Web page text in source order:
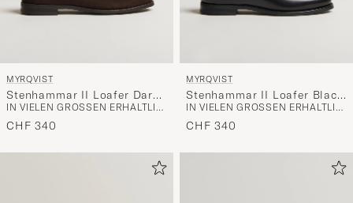
MYRQVIST
Stenhammar II Loafer Dark
Brown Suede
IN VIELEN GRÖSSEN ERHÄLTLICH
CHF 340
MYRQVIST
Stenhammar II Loafer Black
Calf
IN VIELEN GRÖSSEN ERHÄLTLICH
CHF 340